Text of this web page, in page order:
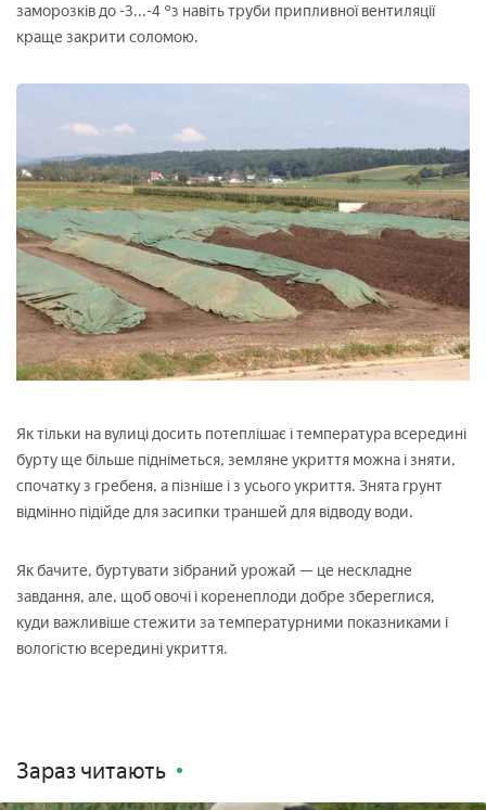
заморозків до -3...-4 °з навіть труби припливної вентиляції
краще закрити соломою.
Як тільки на вулиці досить потеплішає і температура всередині
бурту ще більше підніметься, земляне укриття можна і зняти,
спочатку з гребеня, а пізніше і з усього укриття. Знята грунт
відмінно підійде для засипки траншей для відводу води.
Як бачите, буртувати зібраний урожай — це нескладне
завдання, але, щоб овочі і коренеплоди добре збереглися,
куди важливіше стежити за температурними показниками і
вологістю всередині укриття.
Зараз читають